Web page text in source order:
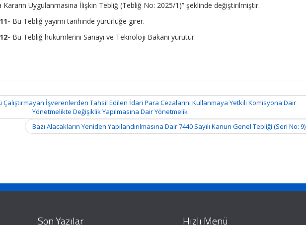
Kararın Uygulanmasına İlişkin Tebliğ (Tebliğ No: 2025/1)” şeklinde değiştirilmiştir.
Bu Tebliğ yayımı tarihinde yürürlüğe girer.
Bu Tebliğ hükümlerini Sanayi ve Teknoloji Bakanı yürütür.
Çalıştırmayan İşverenlerden Tahsil Edilen İdari Para Cezalarını Kullanmaya Yetkili Komisyona Dair
Yönetmelikte Değişiklik Yapılmasına Dair Yönetmelik
Bazı Alacakların Yeniden Yapılandırılmasına Dair 7440 Sayılı Kanun Genel Tebliği (Seri No: 9)
Son Yazılar Hızlı Menü